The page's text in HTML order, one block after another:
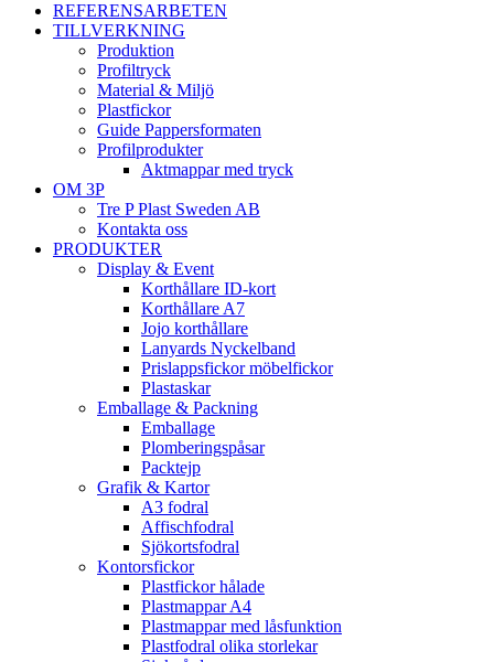
REFERENSARBETEN
TILLVERKNING
Produktion
Profiltryck
Material & Miljö
Plastfickor
Guide Pappersformaten
Profilprodukter
Aktmappar med tryck
OM 3P
Tre P Plast Sweden AB
Kontakta oss
PRODUKTER
Display & Event
Korthållare ID-kort
Korthållare A7
Jojo korthållare
Lanyards Nyckelband
Prislappsfickor möbelfickor
Plastaskar
Emballage & Packning
Emballage
Plomberingspåsar
Packtejp
Grafik & Kartor
A3 fodral
Affischfodral
Sjökortsfodral
Kontorsfickor
Plastfickor hålade
Plastmappar A4
Plastmappar med låsfunktion
Plastfodral olika storlekar